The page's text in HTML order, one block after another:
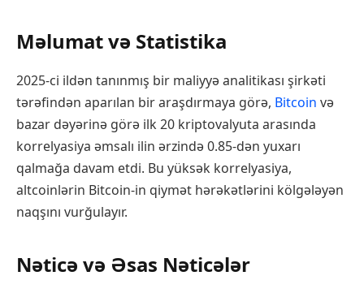
Məlumat və Statistika
2025-ci ildən tanınmış bir maliyyə analitikası şirkəti
tərəfindən aparılan bir araşdırmaya görə, Bitcoin və
bazar dəyərinə görə ilk 20 kriptovalyuta arasında
korrelyasiya əmsalı ilin ərzində 0.85-dən yuxarı
qalmağa davam etdi. Bu yüksək korrelyasiya,
altcoinlərin Bitcoin-in qiymət hərəkətlərini kölgələyən
naqşını vurğulayır.
Nəticə və Əsas Nəticələr